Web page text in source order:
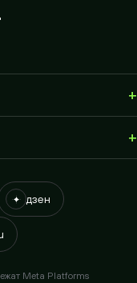
+
+
дзен
Meta Platforms